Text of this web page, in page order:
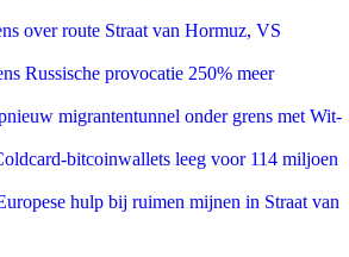
over route Straat van Hormuz, VS
Russische provocatie 250% meer
migrantentunnel onder grens met Wit-
bitcoinwallets leeg voor 114 miljoen
hulp bij ruimen mijnen in Straat van